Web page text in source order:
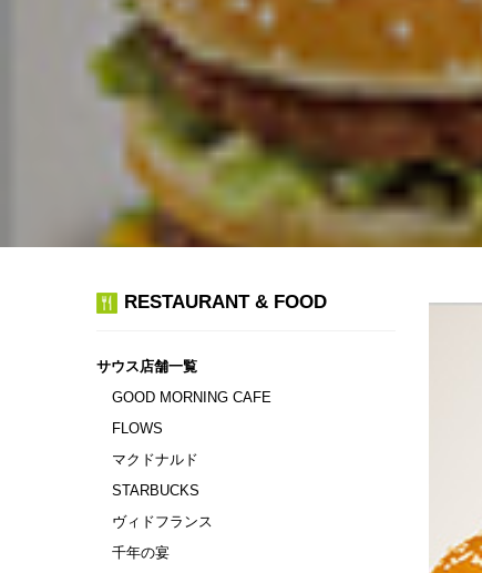
RESTAURANT & FOOD
サウス店舗一覧
GOOD MORNING CAFE
FLOWS
マクドナルド
STARBUCKS
ヴィドフランス
千年の宴